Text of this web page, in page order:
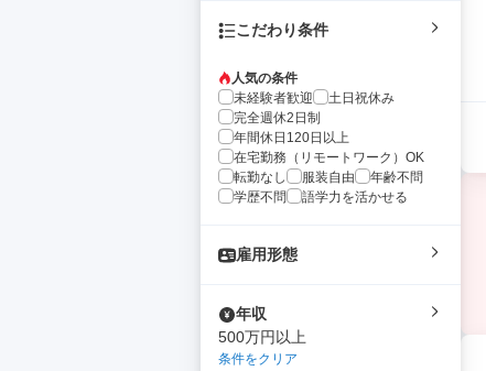
こだわり条件
人気の条件
未経験者歓迎
土日祝休み
完全週休2日制
年間休日120日以上
在宅勤務（リモートワーク）OK
転勤なし
服装自由
年齢不問
学歴不問
語学力を活かせる
雇用形態
年収
500万円以上
条件をクリア